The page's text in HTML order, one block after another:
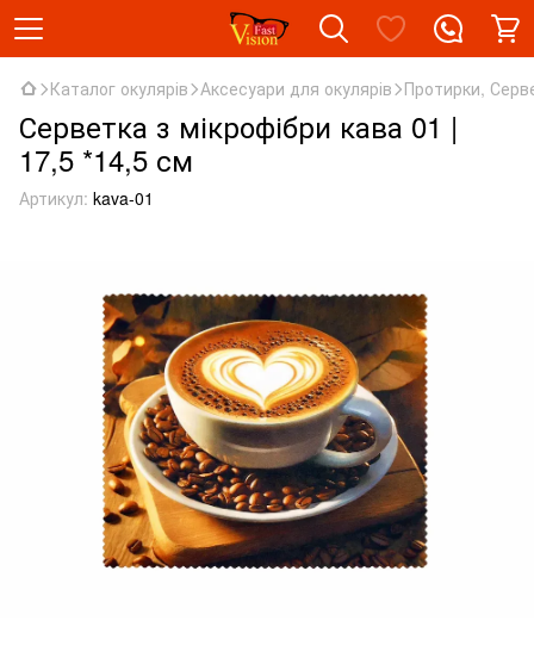
Каталог окулярів Аксесуари для окулярів Протирки,
Серветка з мікрофібри кава 01 |
17,5 *14,5 см
Артикул: kava-01